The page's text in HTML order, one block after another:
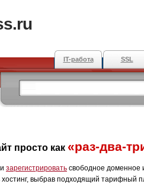
IT-работа SSL
просто как «раз-два-
зарегистрировать свободное доменное
хостинг, выбрав подходящий тарифный